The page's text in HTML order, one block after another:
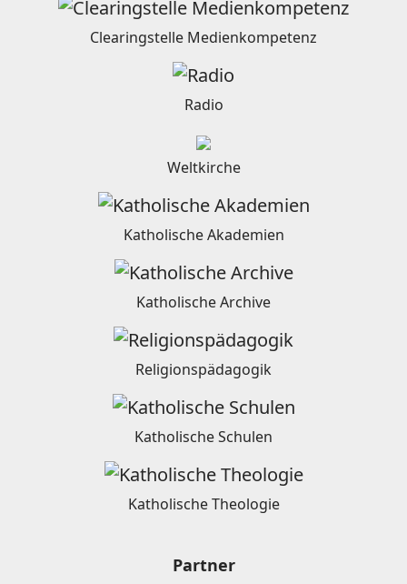
Clearingstelle Medienkompetenz
Radio
Weltkirche
Katholische Akademien
Katholische Archive
Religionspädagogik
Katholische Schulen
Katholische Theologie
Partner